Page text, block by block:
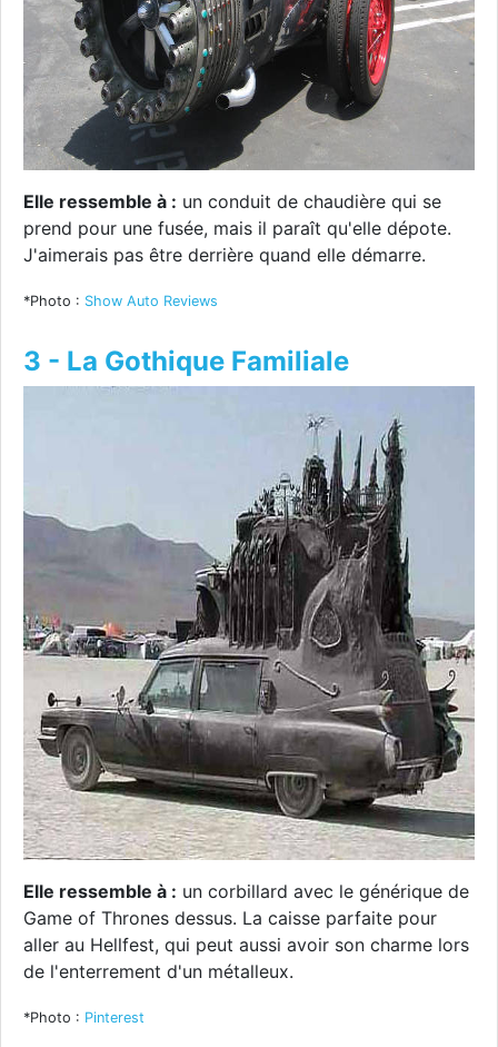
Elle ressemble à : un conduit de chaudière qui se
prend pour une fusée, mais il paraît qu'elle dépote.
J'aimerais pas être derrière quand elle démarre.
*Photo : Show Auto Reviews
3 - La Gothique Familiale
Elle ressemble à : un corbillard avec le générique de
Game of Thrones dessus. La caisse parfaite pour
aller au Hellfest, qui peut aussi avoir son charme lors
de l'enterrement d'un métalleux.
*Photo : Pinterest